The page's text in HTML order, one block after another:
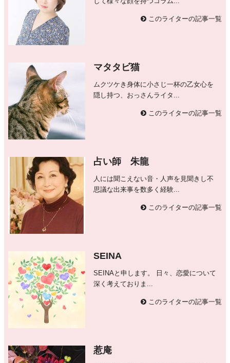
このライターの記事一覧
マタタビ猫
ムクツケき身体に小さじ一杯の乙女心を
隠し持つ、おっさんライタ...
このライターの記事一覧
占い師 朱龍
人には聞こえない音・人声を見聞きし不
思議な出来事を数多く経験...
このライターの記事一覧
SEINA
SEINAと申します。 日々、恋愛について
深く考えておりま...
このライターの記事一覧
惹庵